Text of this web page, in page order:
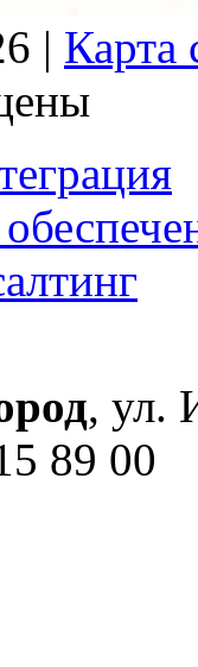
| Карта
, ул.
89 00